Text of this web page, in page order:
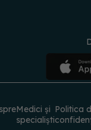
Medici și
specialiști
Politica